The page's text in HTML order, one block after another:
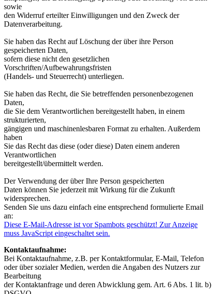
sowie
den Widerruf erteilter Einwilligungen und den Zweck der
Datenverarbeitung.
Sie haben das Recht auf Löschung der über ihre Person
gespeicherten Daten,
sofern diese nicht den gesetzlichen
Vorschriften/Aufbewahrungsfristen
(Handels- und Steuerrecht) unterliegen.
Sie haben das Recht, die Sie betreffenden personenbezogenen
Daten,
die Sie dem Verantwortlichen bereitgestellt haben, in einem
strukturierten,
gängigen und maschinenlesbaren Format zu erhalten. Außerdem
haben
Sie das Recht das diese (oder diese) Daten einem anderen
Verantwortlichen
bereitgestellt/übermittelt werden.
Der Verwendung der über Ihre Person gespeicherten
Daten können Sie jederzeit mit Wirkung für die Zukunft
widersprechen.
Senden Sie uns dazu einfach eine entsprechend formulierte Email
an:
Diese E-Mail-Adresse ist vor Spambots geschützt! Zur Anzeige
muss JavaScript eingeschaltet sein.
Kontaktaufnahme:
Bei Kontaktaufnahme, z.B. per Kontaktformular, E-Mail, Telefon
oder über sozialer Medien, werden die Angaben des Nutzers zur
Bearbeitung
der Kontaktanfrage und deren Abwicklung gem. Art. 6 Abs. 1 lit. b)